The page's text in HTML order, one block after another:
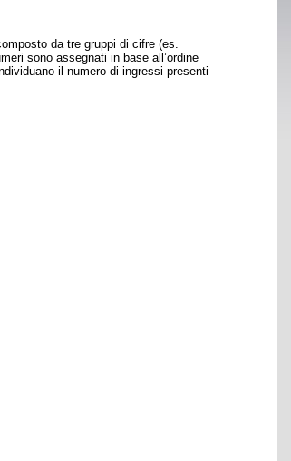
da tre gruppi di cifre (es.
sono assegnati in base all’ordine
il numero di ingressi presenti